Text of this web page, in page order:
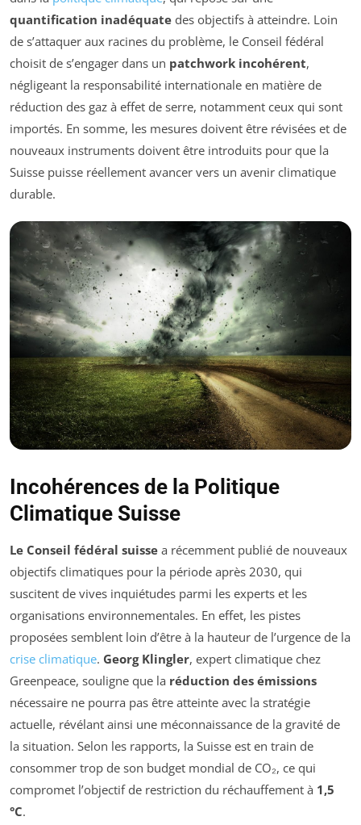
quantification inadéquate des objectifs à atteindre. Loin
de s’attaquer aux racines du problème, le Conseil fédéral
choisit de s’engager dans un patchwork incohérent,
négligeant la responsabilité internationale en matière de
réduction des gaz à effet de serre, notamment ceux qui sont
importés. En somme, les mesures doivent être révisées et de
nouveaux instruments doivent être introduits pour que la
Suisse puisse réellement avancer vers un avenir climatique
durable.
Incohérences de la Politique
Climatique Suisse
Le Conseil fédéral suisse a récemment publié de nouveaux
objectifs climatiques pour la période après 2030, qui
suscitent de vives inquiétudes parmi les experts et les
organisations environnementales. En effet, les pistes
proposées semblent loin d’être à la hauteur de l’urgence de la
crise climatique. Georg Klingler, expert climatique chez
Greenpeace, souligne que la réduction des émissions
nécessaire ne pourra pas être atteinte avec la stratégie
actuelle, révélant ainsi une méconnaissance de la gravité de
la situation. Selon les rapports, la Suisse est en train de
consommer trop de son budget mondial de CO₂, ce qui
compromet l’objectif de restriction du réchauffement à 1,5
°C.